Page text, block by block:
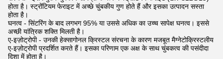
होता है। स्ट्रोंटियम फेराइट में अच्छे चुंबकीय गुण होते हैं और इसका उत्पादन सस्ता
होता है।
घनत्व - सिंटरिंग के बाद लगभग 95% या उससे अधिक का उच्च सापेक्ष घनत्व। इससे
अच्छी यांत्रिक शक्ति मिलती है।
ए-इज़ोट्रोपी - उनकी हेक्सागोनल क्रिस्टल संरचना के कारण मजबूत मैग्नेटोक्रिस्टलीय
ए-इज़ोट्रोपी प्रदर्शित करते हैं। इसका परिणाम एक अक्ष के साथ चुंबकत्व की पसंदीदा
दिशा में होता है।